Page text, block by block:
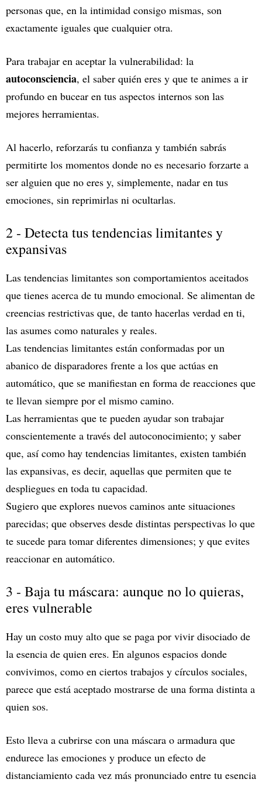
personas que, en la intimidad consigo mismas, son
exactamente iguales que cualquier otra.
Para trabajar en aceptar la vulnerabilidad: la
autoconsciencia, el saber quién eres y que te animes a ir
profundo en bucear en tus aspectos internos son las
mejores herramientas.
Al hacerlo, reforzarás tu confianza y también sabrás
permitirte los momentos donde no es necesario forzarte a
ser alguien que no eres y, simplemente, nadar en tus
emociones, sin reprimirlas ni ocultarlas.
2 - Detecta tus tendencias limitantes y
expansivas
Las tendencias limitantes son comportamientos aceitados
que tienes acerca de tu mundo emocional. Se alimentan de
creencias restrictivas que, de tanto hacerlas verdad en ti,
las asumes como naturales y reales.
Las tendencias limitantes están conformadas por un
abanico de disparadores frente a los que actúas en
automático, que se manifiestan en forma de reacciones que
te llevan siempre por el mismo camino.
Las herramientas que te pueden ayudar son trabajar
conscientemente a través del autoconocimiento; y saber
que, así como hay tendencias limitantes, existen también
las expansivas, es decir, aquellas que permiten que te
despliegues en toda tu capacidad.
Sugiero que explores nuevos caminos ante situaciones
parecidas; que observes desde distintas perspectivas lo que
te sucede para tomar diferentes dimensiones; y que evites
reaccionar en automático.
3 - Baja tu máscara: aunque no lo quieras,
eres vulnerable
Hay un costo muy alto que se paga por vivir disociado de
la esencia de quien eres. En algunos espacios donde
convivimos, como en ciertos trabajos y círculos sociales,
parece que está aceptado mostrarse de una forma distinta a
quien sos.
Esto lleva a cubrirse con una máscara o armadura que
endurece las emociones y produce un efecto de
distanciamiento cada vez más pronunciado entre tu esencia